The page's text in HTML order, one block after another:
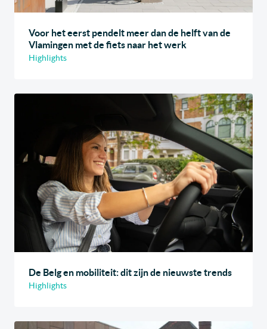
Voor het eerst pendelt meer dan de helft van de
Vlamingen met de fiets naar het werk
Highlights
De Belg en mobiliteit: dit zijn de nieuwste trends
Highlights